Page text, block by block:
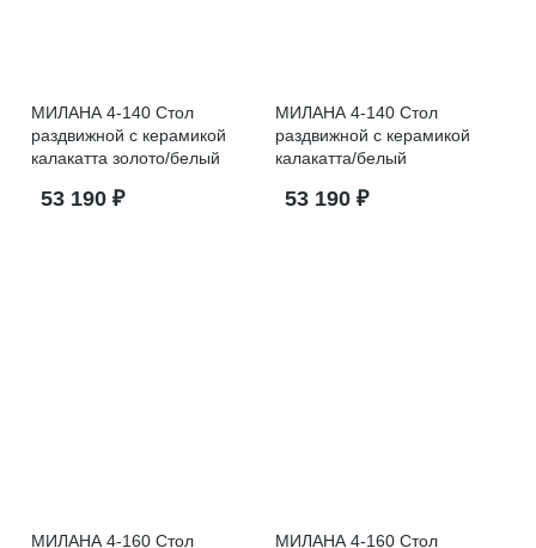
МИЛАНА 4-140 Стол
раздвижной с керамикой
калакатта золото/белый
53 190 ₽
МИЛАНА 4-140 Стол
раздвижной с керамикой
калакатта/белый
53 190 ₽
МИЛАНА 4-160 Стол
МИЛАНА 4-160 Стол